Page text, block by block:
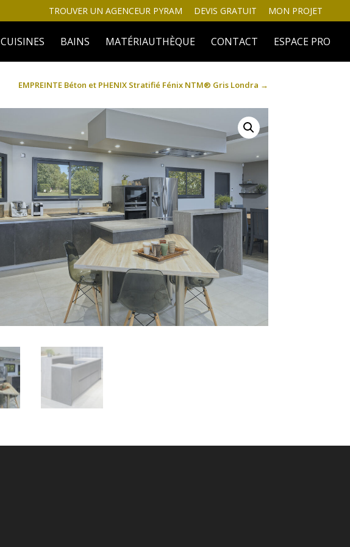
TROUVER UN AGENCEUR PYRAM DEVIS GRATUIT MON PROJET
CUISINES BAINS MATÉRIAUTHÈQUE CONTACT ESPACE PRO
EMPREINTE Béton et PHENIX Stratifié Fénix NTM® Gris Londra →